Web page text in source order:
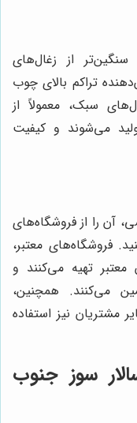
از زغال‌های
تراکم بالای چوب
سبک، معمولاً از
می‌شوند و کیفیت
آن را از فروشگاه‌های
فروشگاه‌های معتبر،
معتبر تهیه می‌کنند و
می‌کنند. همچنین،
مشتریان نیز استفاده
سوز جنوب